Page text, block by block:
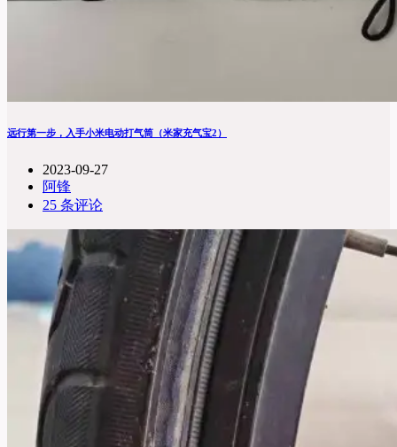
远行第一步，入手小米电动打气筒（米家充气宝2）
2023-09-27
阿锋
25 条评论